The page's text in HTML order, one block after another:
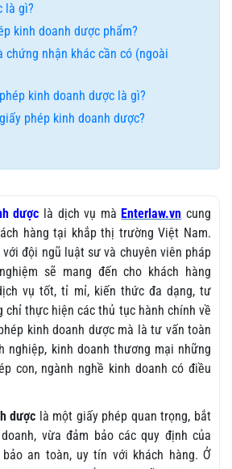
là gì?
kinh doanh dược phẩm?
chứng nhận khác cần có (ngoài
kinh doanh dược là gì?
phép kinh doanh dược?
dược là dịch vụ mà Enterlaw.vn cung
hàng tại khắp thị trường Việt Nam.
đội ngũ luật sư và chuyên viên pháp
sẽ mang đến cho khách hàng
vụ tốt, tỉ mỉ, kiến thức đa dạng, tư
chỉ thực hiện các thủ tục hành chính về
kinh doanh dược mà là tư vấn toàn
nghiệp, kinh doanh thương mại những
con, ngành nghề kinh doanh có điều
dược là một giấy phép quan trọng, bắt
vừa đảm bảo các quy định của
an toàn, uy tín với khách hàng. Ở